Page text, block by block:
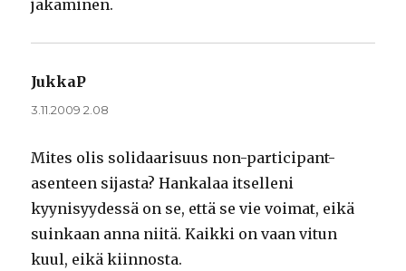
jakaminen.
JukkaP
3.11.2009 2.08
Mites olis solidaarisuus non-participant-
asenteen sijasta? Hankalaa itselleni
kyynisyydessä on se, että se vie voimat, eikä
suinkaan anna niitä. Kaikki on vaan vitun
kuul, eikä kiinnosta.